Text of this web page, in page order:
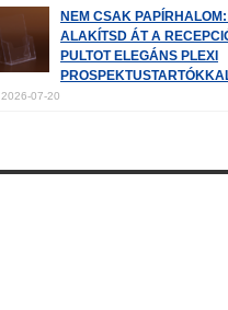
NEM CSAK
ALAKÍTSD ÁT A
PULTOT ELEGÁNS PLEXI
2026-07-20